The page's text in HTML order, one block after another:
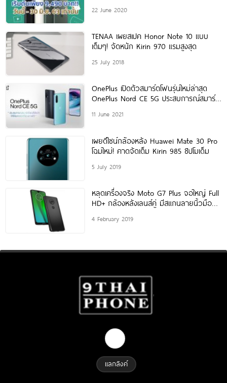
22 June 2020
TENAA เผยสเปค Honor Note 10 แบบ
เต็มๆ! จัดหนัก Kirin 970 แรมสูงสุด
25 July 2018
OnePlus เปิดตัวสมาร์ตโฟนรุ่นใหม่ล่าสุด
OnePlus Nord CE 5G ประสบการณ์สมาร์ต
11 June 2021
เผยดีไซน์กล้องหลัง Huawei Mate 30 Pro
โฉมใหม่! คาดจัดเต็ม Kirin 985 ชิปโมเด็ม
5 July 2019
หลุดเครื่องจริง Moto G7 Plus จอใหญ่ Full
HD+ กล้องหลังเลนส์คู่ มีสแกนลายนิ้วมือ
4 February 2019
แลกลิงค์